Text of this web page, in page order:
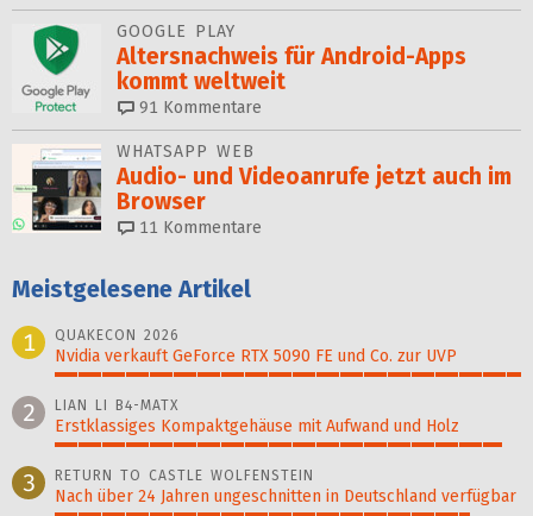
GOOGLE PLAY
Altersnachweis für Android-Apps
kommt weltweit
91 Kommentare
WHATSAPP WEB
Audio- und Videoanrufe jetzt auch im
Browser
11 Kommentare
Meistgelesene Artikel
1
QUAKECON 2026
Nvidia verkauft GeForce RTX 5090 FE und Co. zur UVP
100%
2 LIAN LI B4-MATX
Erstklassiges Kompaktgehäuse mit Aufwand und Holz
96%
3 RETURN TO CASTLE WOLFENSTEIN
Nach über 24 Jahren ungeschnitten in Deutschland verfügbar